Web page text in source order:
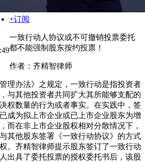
+订阅
一致行动人协议或不可撤销投票委托
都不能强制股东按约投票！
作者：齐精智律师
理办法》之规定，一致行动是指投资者
与其他投资者共同扩大其所能够支配的
权数量的行为或者事实。在实践中，签
成为拟上市企业或已上市企业股东为增
而在非上市企业股权相对分散情况下，
其他股东签署《一致行动协议》的方式
。齐精智律师提示股东签订了一致行动
出具了委托投票的授权委托书后，该股